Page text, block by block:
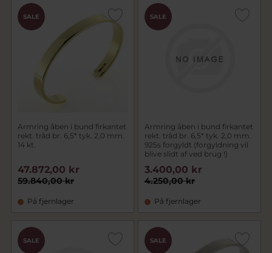
SALE
Armring åben i bund firkantet
rekt. tråd br. 6,5* tyk. 2,0 mm.
14 kt.
59.840,00 kr
47.872,00 kr
På fjernlager
SALE
Armring åben i bund firkantet
rekt. tråd br. 6,5* tyk. 2,0 mm.
925s forgyldt (forgyldning vil
blive slidt af ved brug !)
4.250,00 kr
3.400,00 kr
På fjernlager
SALE SALE